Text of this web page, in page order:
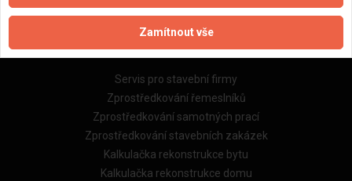
Naše excelové tabulky online
Naše služby
Servis pro stavební firmy
Zprostředkování řemeslníků
Zprostředkování samotných prací
Zprostředkování stavebních zakázek
Kalkulačka rekonstrukce bytu
Kalkulačka rekonstrukce domu
Zamítnout vše